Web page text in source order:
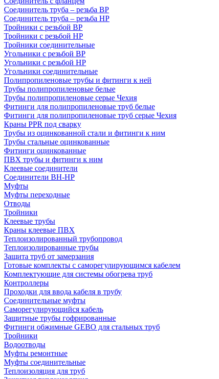
Соединитель труба – резьба ВР
Соединитель труба – резьба НР
Тройники с резьбой ВР
Тройники с резьбой НР
Тройники соединительные
Угольники с резьбой ВР
Угольники с резьбой НР
Угольники соединительные
Полипропиленовые трубы и фитинги к ней
Трубы полипропиленовые белые
Трубы полипропиленовые серые Чехия
Фитинги для полипропиленовые труб белые
Фитинги для полипропиленовые труб серые Чехия
Краны PPR под сварку
Трубы из оцинкованной стали и фитинги к ним
Трубы стальные оцинкованные
Фитинги оцинкованные
ПВХ трубы и фитинги к ним
Клеевые соединители
Соединители ВН-НР
Муфты
Муфты переходные
Отводы
Тройники
Клеевые трубы
Краны клеевые ПВХ
Теплоизолированный трубопровод
Теплоизолированные трубы
Защита труб от замерзания
Готовые комплекты с саморегулирующимся кабелем
Комплектующие для системы обогрева труб
Контроллеры
Проходки для ввода кабеля в трубу
Соединительные муфты
Саморегулирующийся кабель
Защитные трубы гофрированные
Фитинги обжимные GEBO для стальных труб
Тройники
Водоотводы
Муфты ремонтные
Муфты соединительные
Теплоизоляция для труб